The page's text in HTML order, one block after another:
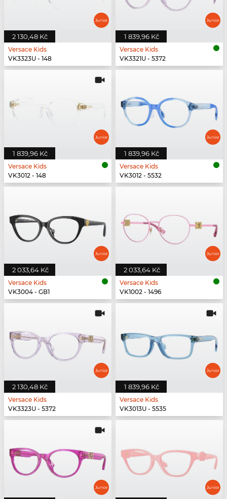
2 130,48 Kč
Versace Kids
VK3323U - 148
1 839,96 Kč
Versace Kids
VK3321U - 5372
1 839,96 Kč
Versace Kids
VK3012 - 148
1 839,96 Kč
Versace Kids
VK3012 - 5532
2 033,64 Kč
Versace Kids
VK3004 - GB1
2 033,64 Kč
Versace Kids
VK1002 - 1496
2 130,48 Kč
Versace Kids
VK3323U - 5372
1 839,96 Kč
Versace Kids
VK3013U - 5535